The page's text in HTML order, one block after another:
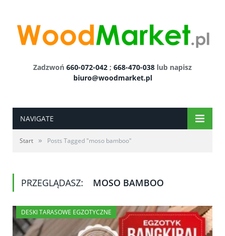
Zadzwoń 660-072-042 ; 668-470-038 lub napisz
biuro@woodmarket.pl
NAVIGATE
Start » Posts Tagged "moso bamboo"
PRZEGLĄDASZ: MOSO BAMBOO
DESKI TARASOWE EGZOTYCZNE